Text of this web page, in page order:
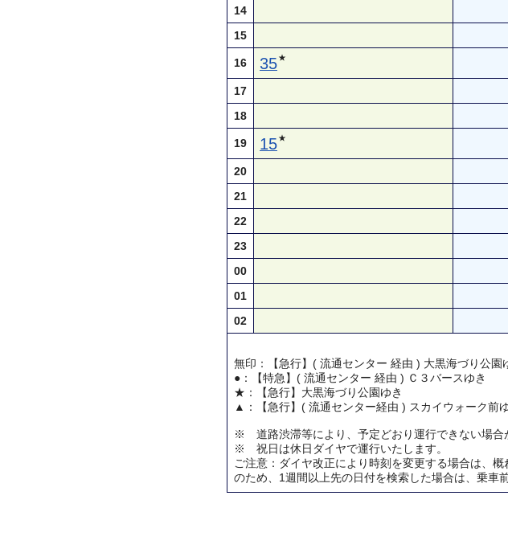
14
15
16 35★
17
18
19 15★
20
21
22
23
00
01
02
無印：【急行】( 流通センター 経由 ) 大黒海づり公園
●：【特急】( 流通センター 経由 ) Ｃ３バースゆき
★：【急行】大黒海づり公園ゆき
▲：【急行】( 流通センター経由 ) スカイウォーク前
※ 道路渋滞等により、予定どおり運行できない場合
※ 祝日は休日ダイヤで運行いたします。
ご注意：ダイヤ改正により時刻を変更する場合は、
のため、1週間以上先の日付を検索した場合は、乗車